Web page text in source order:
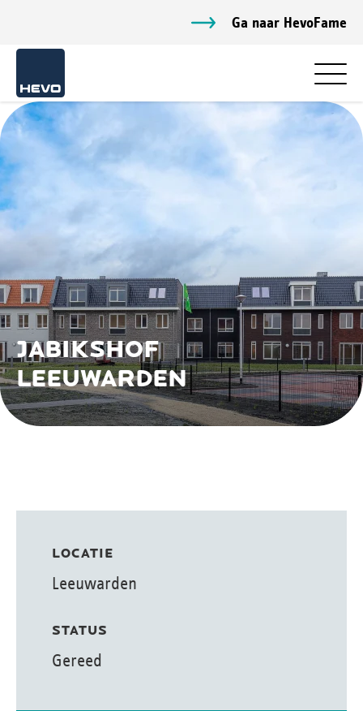
Ga naar HevoFame
JABIKSHOF
LEEUWARDEN
LOCATIE
Leeuwarden
STATUS
Gereed